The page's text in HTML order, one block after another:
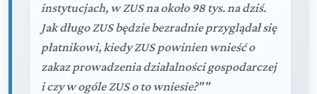
instytucjach, w ZUS na około 98 tys. na dziś.
Jak długo ZUS będzie bezradnie przyglądał się
płatnikowi, kiedy ZUS powinien wnieść o
zakaz prowadzenia działalności gospodarczej
i czy w ogóle ZUS o to wniesie?""